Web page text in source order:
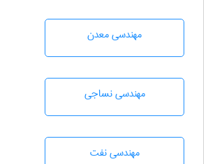
مهندسی معدن
مهندسي نساجی
مهندسی نفت